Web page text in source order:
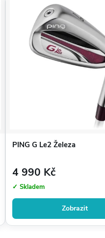
PING G Le2 Železa
4 990 Kč
✓ Skladem
Zobrazit